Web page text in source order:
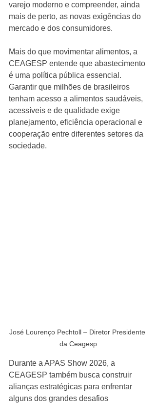
varejo moderno e compreender, ainda
mais de perto, as novas exigências do
mercado e dos consumidores.
Mais do que movimentar alimentos, a
CEAGESP entende que abastecimento
é uma política pública essencial.
Garantir que milhões de brasileiros
tenham acesso a alimentos saudáveis,
acessíveis e de qualidade exige
planejamento, eficiência operacional e
cooperação entre diferentes setores da
sociedade.
José Lourenço Pechtoll – Diretor Presidente
da Ceagesp
Durante a APAS Show 2026, a
CEAGESP também busca construir
alianças estratégicas para enfrentar
alguns dos grandes desafios